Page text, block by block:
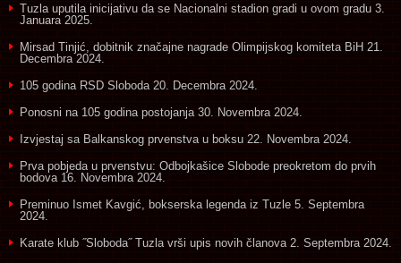
Tuzla uputila inicijativu da se Nacionalni stadion gradi u ovom gradu 3.
Januara 2025.
Mirsad Tinjić, dobitnik značajne nagrade Olimpijskog komiteta BiH 21.
Decembra 2024.
105 godina RSD Sloboda 20. Decembra 2024.
Ponosni na 105 godina postojanja 30. Novembra 2024.
Izvjestaj sa Balkanskog prvenstva u boksu 22. Novembra 2024.
Prva pobjeda u prvenstvu: Odbojkašice Slobode preokretom do prvih
bodova 16. Novembra 2024.
Preminuo Ismet Kavgić, bokserska legenda iz Tuzle 5. Septembra
2024.
Karate klub ˝Sloboda˝ Tuzla vrši upis novih članova 2. Septembra 2024.